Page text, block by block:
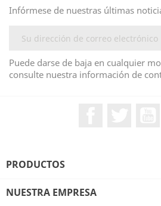
Infórmese de nuestras últimas
Puede darse de baja en cualquier
consulte nuestra información de
PRODUCTOS
NUESTRA EMPRESA